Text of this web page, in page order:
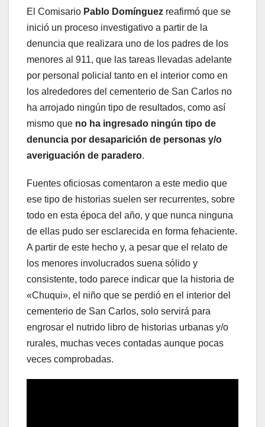
El Comisario Pablo Domínguez reafirmó que se
inició un proceso investigativo a partir de la
denuncia que realizara uno de los padres de los
menores al 911, que las tareas llevadas adelante
por personal policial tanto en el interior como en
los alrededores del cementerio de San Carlos no
ha arrojado ningún tipo de resultados, como así
mismo que no ha ingresado ningún tipo de
denuncia por desaparición de personas y/o
averiguación de paradero.
Fuentes oficiosas comentaron a este medio que
ese tipo de historias suelen ser recurrentes, sobre
todo en esta época del año, y que nunca ninguna
de ellas pudo ser esclarecida en forma fehaciente.
A partir de este hecho y, a pesar que el relato de
los menores involucrados suena sólido y
consistente, todo parece indicar que la historia de
«Chuqui», el niño que se perdió en el interior del
cementerio de San Carlos, solo servirá para
engrosar el nutrido libro de historias urbanas y/o
rurales, muchas veces contadas aunque pocas
veces comprobadas.